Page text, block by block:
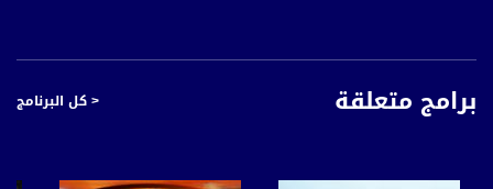
برامج متعلقة < كل البرنامج